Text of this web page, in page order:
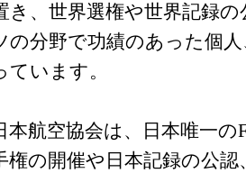
き、世界選権や世界記録
の分野で功績のあった個
ています。
航空協会は、日本唯一の
権の開催や日本記録の公認